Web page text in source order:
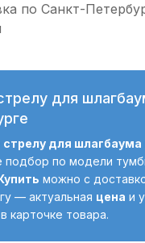
по Санкт-
для
стрелу для шлагбаума
подбор по модели
можно с
— актуальная цена и
в карточке товара.